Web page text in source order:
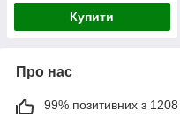
Купити
Про нас
99% позитивних з 1208